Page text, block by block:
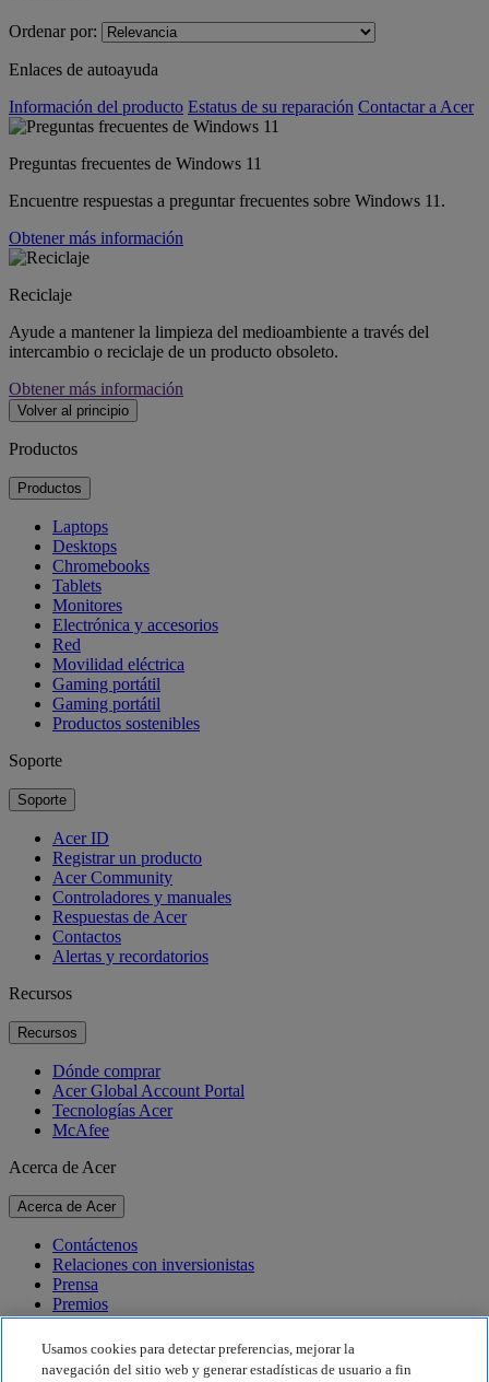
Ordenar por:
Enlaces de autoayuda
Información del producto Estatus de su reparación Contactar a Acer
Preguntas frecuentes de Windows 11
Encuentre respuestas a preguntar frecuentes sobre Windows 11.
Obtener más información
Reciclaje
Ayude a mantener la limpieza del medioambiente a través del
intercambio o reciclaje de un producto obsoleto.
Obtener más información
Volver al principio
Productos
Productos
Laptops
Desktops
Chromebooks
Tablets
Monitores
Electrónica y accesorios
Red
Movilidad eléctrica
Gaming portátil
Gaming portátil
Productos sostenibles
Soporte
Soporte
Acer ID
Registrar un producto
Acer Community
Controladores y manuales
Respuestas de Acer
Contactos
Alertas y recordatorios
Recursos
Recursos
Dónde comprar
Acer Global Account Portal
Tecnologías Acer
McAfee
Acerca de Acer
Acerca de Acer
Contáctenos
Relaciones con inversionistas
Prensa
Premios
Eventos
Sostenibilidad
Usamos cookies para detectar preferencias, mejorar la
navegación del sitio web y generar estadísticas de usuario a fin